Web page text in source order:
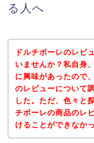
る人へ
ドルチボーレのレビ
いませんか？私自身
に興味があったので
のレビューについて
した。ただ、色々と
チボーレの商品のレ
けることができなか